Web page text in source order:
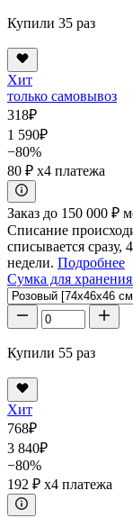
Купили 35 раз
Хит
только самовывоз
318₽
1 590₽
−80%
80 ₽ x4 платежа
Заказ до 150 000 ₽
Списание
списывается сразу,
недели. Подробнее
Сумка для
Купили 55 раз
Хит
768₽
3 840₽
−80%
192 ₽ x4 платежа